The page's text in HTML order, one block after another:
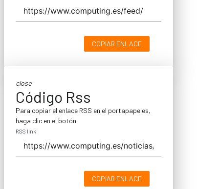
COPIAR ENLACE
close
Código Rss
Para copiar el enlace RSS en el portapapeles,
haga clic en el botón.
RSS link
COPIAR ENLACE